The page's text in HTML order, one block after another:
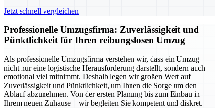
Jetzt schnell vergleichen
Professionelle Umzugsfirma: Zuverlässigkeit und
Pünktlichkeit für Ihren reibungslosen Umzug
Als professionelle Umzugsfirma verstehen wir, dass ein Umzug
nicht nur eine logistische Herausforderung darstellt, sondern auch
emotional viel mitnimmt. Deshalb legen wir großen Wert auf
Zuverlässigkeit und Pünktlichkeit, um Ihnen die Sorge um den
Ablauf abzunehmen. Von der ersten Planung bis zum Einbau in
Ihrem neuen Zuhause – wir begleiten Sie kompetent und diskret.